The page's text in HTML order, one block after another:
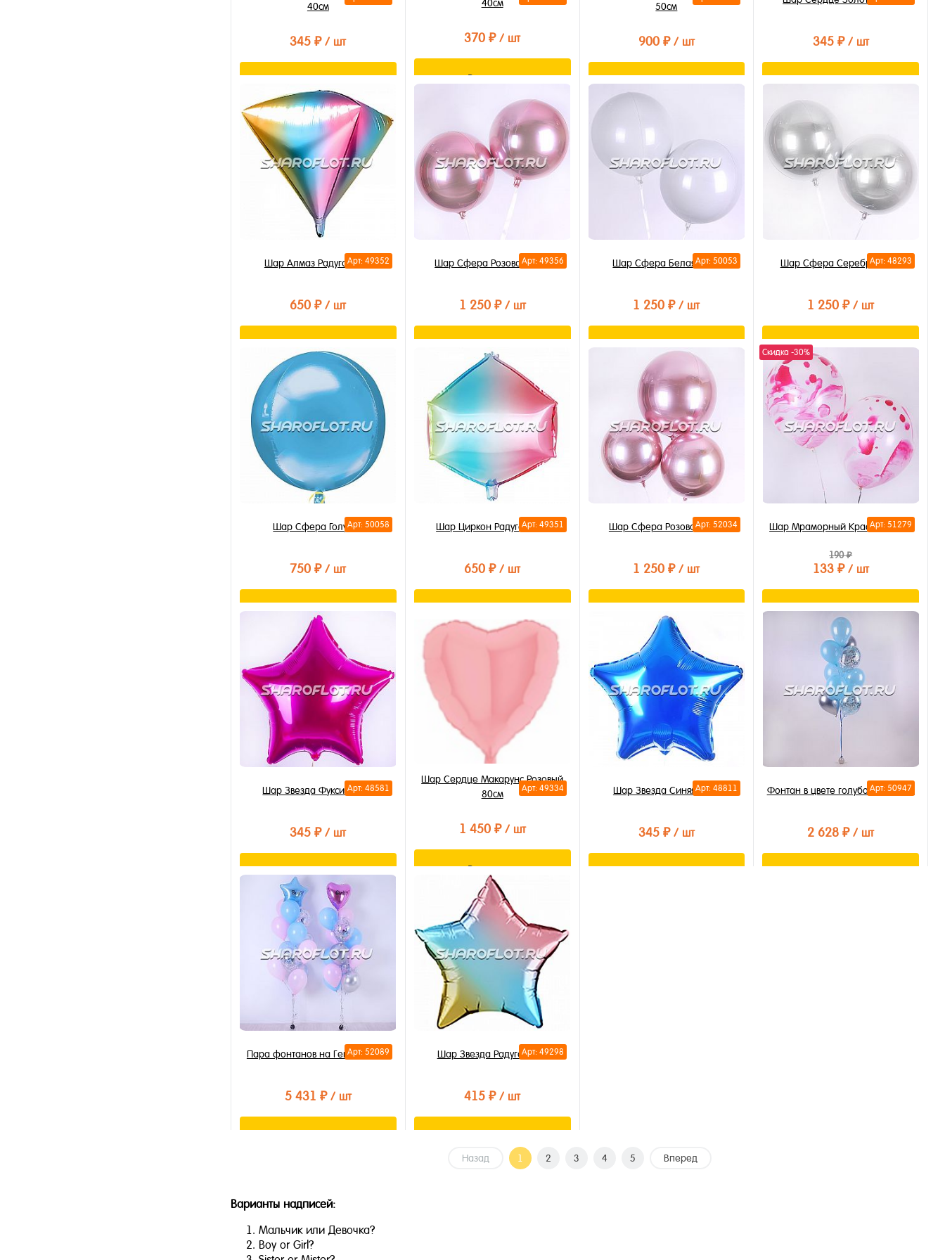
40см
345 ₽/ шт
Купить в 1 клик
В избранное
В наличии
40см
370 ₽/ шт
В корзину
Купить в 1 клик
В избранное
В наличии
50см
900 ₽ / шт
В корзину
345 ₽ / шт
Купить в 1 клик
В избранное
В наличии
Арт: 49352
Шар Алмаз Радуга 55см
650 ₽/ шт
Купить в 1 клик
В избранное
В наличии
Арт: 49356
Шар Сфера Розовая 40см
1 250 ₽ / шт
Купить в 1 клик
В избранное
Недоступно
Арт: 50053
Шар Сфера Белая 40см
1 250 ₽/ шт
Купить в 1 клик
В избранное
В наличии
Арт: 48293
Шар Сфера Серебро 40см
1 250 ₽/ шт
В корзину
Купить в 1 клик
В избранное
В наличии
Арт: 50058
Шар Сфера Голубая
750 ₽/ шт
В корзину
Купить в 1 клик
В избранное
В наличии
Арт: 49351
Шар Циркон Радуга 55см
650 ₽/ шт
Арт: 52034
Шар Сфера Розовая 50см
1 250 ₽/ шт
Купить в 1 клик
В избранное
В наличии
Скидка -30%
Арт: 51279
Шар Мраморный Красный 30см
190 ₽
133 ₽ / шт
В корзину
Купить в 1 клик
В избранное
В наличии
Арт: 48581
Шар Звезда Фуксия 40см
345 ₽/ шт
В корзину
Купить в 1 клик
В избранное
В наличии
Арт: 49334
Шар Сердце Макарунс Розовый
80см
1 450 ₽ / шт
В корзину
Купить в 1 клик
В избранное
В наличии
Арт: 48811
Шар Звезда Синяя 40см
345 ₽ / шт
Арт: 50947
Фонтан в цвете голубой серебро
2 628 ₽/ шт
Арт: 52089
Пара фонтанов на Гендер Пати
5 431 ₽ / шт
В наличии
Арт: 49298
Шар Звезда Радуга 40см
415 ₽/ шт
Назад 1 2 3 4 5 Вперед
Варианты надписей:
Мальчик или Девочка?
Boy or Girl?